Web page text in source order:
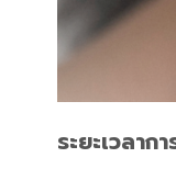
ระยะเวลาก